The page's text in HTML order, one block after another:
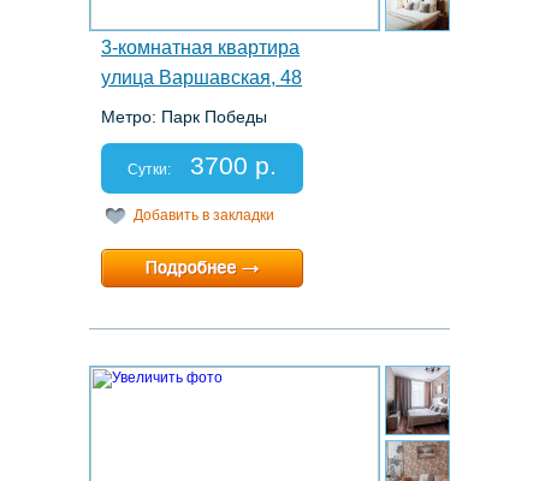
3-комнатная квартира
улица Варшавская, 48
Метро: Парк Победы
Спальных мест: 2+2+2
Отчетные документы: есть
Сутки: 3700 р.
Добавить в закладки
Минимальный срок:2 суток
Расчетный час:12:00